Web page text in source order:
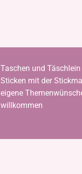
Taschen und Täschlein
Sticken mit der
eigene
willkommen